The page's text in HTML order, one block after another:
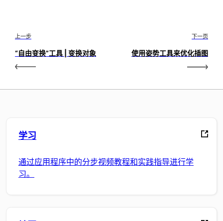
上一步
“自由变换”工具 | 变换对象
下一页
使用姿势工具来优化插图
学习
通过应用程序中的分步视频教程和实践指导进行学
习。